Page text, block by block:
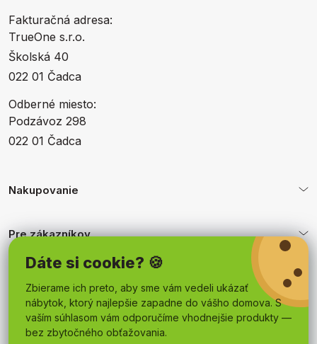
Dáte si cookie? 🍪
Zbierame ich preto, aby sme vám vedeli ukázať
nábytok, ktorý najlepšie zapadne do vášho domova. S
vaším súhlasom vám odporučíme vhodnejšie produkty —
bez zbytočného obťažovania.
Fakturačná adresa:
TrueOne s.r.o.
Školská 40
022 01 Čadca
Odberné miesto:
Podzávoz 298
022 01 Čadca
Nakupovanie
Pre zákazníkov